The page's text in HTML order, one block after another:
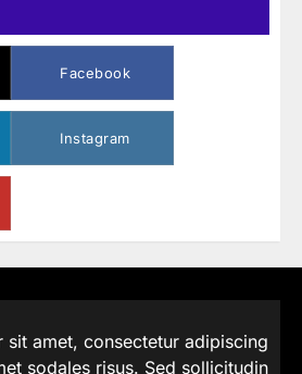
Facebook
Instagram
sit amet, consectetur adipiscing
sodales risus. Sed sollicitudin